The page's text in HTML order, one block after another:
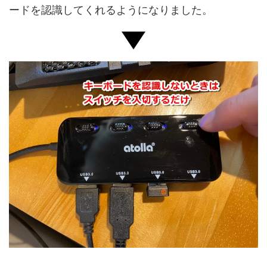
ードを認識してくれるようになりました。